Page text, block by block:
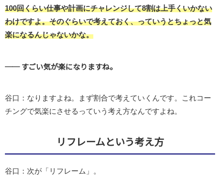
100回くらい仕事や計画にチャレンジして8割は上手くいかない
わけですよ。そのぐらいで考えておく、っていうとちょっと気
楽になるんじゃないかな。
── すごい気が楽になりますね。
谷口：なりますよね。まず割合で考えていくんです。これコー
チングで気楽にさせるっていう考え方なんですよね。
リフレームという考え方
谷口：次が「リフレーム」。